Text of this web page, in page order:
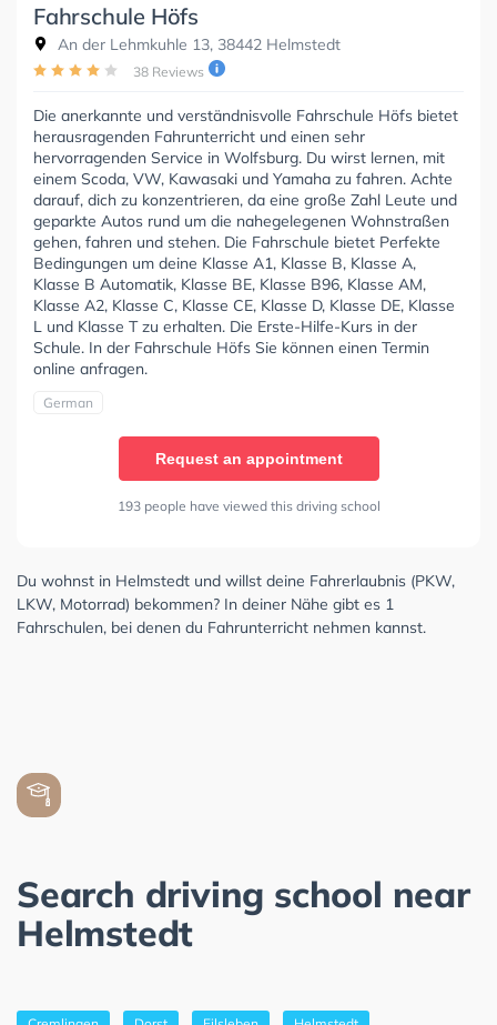
Fahrschule Höfs
An der Lehmkuhle 13, 38442 Helmstedt
38 Reviews
Die anerkannte und verständnisvolle Fahrschule Höfs bietet
herausragenden Fahrunterricht und einen sehr
hervorragenden Service in Wolfsburg. Du wirst lernen, mit
einem Scoda, VW, Kawasaki und Yamaha zu fahren. Achte
darauf, dich zu konzentrieren, da eine große Zahl Leute und
geparkte Autos rund um die nahegelegenen Wohnstraßen
gehen, fahren und stehen. Die Fahrschule bietet Perfekte
Bedingungen um deine Klasse A1, Klasse B, Klasse A,
Klasse B Automatik, Klasse BE, Klasse B96, Klasse AM,
Klasse A2, Klasse C, Klasse CE, Klasse D, Klasse DE, Klasse
L und Klasse T zu erhalten. Die Erste-Hilfe-Kurs in der
Schule. In der Fahrschule Höfs Sie können einen Termin
online anfragen.
German
Request an appointment
193 people have viewed this driving school
Du wohnst in Helmstedt und willst deine Fahrerlaubnis (PKW,
LKW, Motorrad) bekommen? In deiner Nähe gibt es 1
Fahrschulen, bei denen du Fahrunterricht nehmen kannst.
Search driving school near
Helmstedt